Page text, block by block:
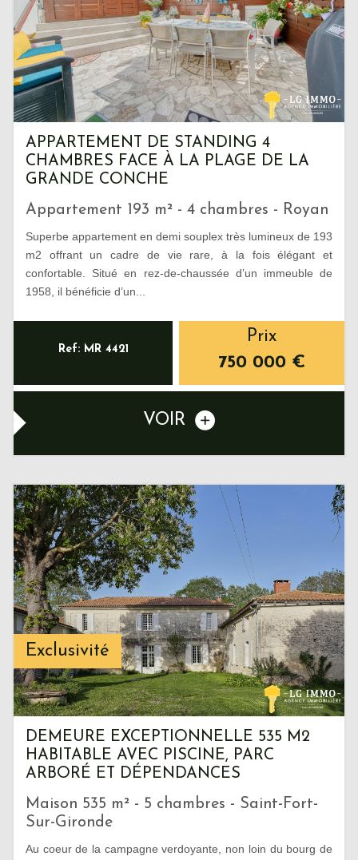
APPARTEMENT DE STANDING 4
CHAMBRES FACE À LA PLAGE DE LA
GRANDE CONCHE
Appartement 193 m² - 4 chambres - Royan
Superbe appartement en demi souplex très lumineux de 193
m2 offrant un cadre de vie rare, à la fois élégant et
confortable. Situé en rez-de-chaussée d’un immeuble de
1958, il bénéficie d’un...
Ref: MR 4421
Prix
750 000 €
VOIR
Exclusivité
DEMEURE EXCEPTIONNELLE 535 M2
HABITABLE AVEC PISCINE, PARC
ARBORÉ ET DÉPENDANCES
Maison 535 m² - 5 chambres - Saint-Fort-
Sur-Gironde
Au coeur de la campagne verdoyante, non loin du bourg de